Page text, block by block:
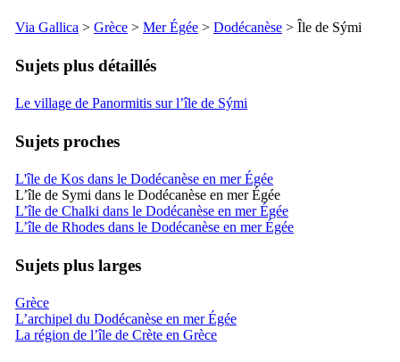
Via Gallica > Grèce > Mer Égée > Dodécanèse > Île de Sými
Sujets plus détaillés
Le village de Panormitis sur l’île de Sými
Sujets proches
L'île de Kos dans le Dodécanèse en mer Égée
L’île de Symi dans le Dodécanèse en mer Égée
L’île de Chalki dans le Dodécanèse en mer Égée
L’île de Rhodes dans le Dodécanèse en mer Égée
Sujets plus larges
Grèce
L’archipel du Dodécanèse en mer Égée
La région de l’île de Crète en Grèce